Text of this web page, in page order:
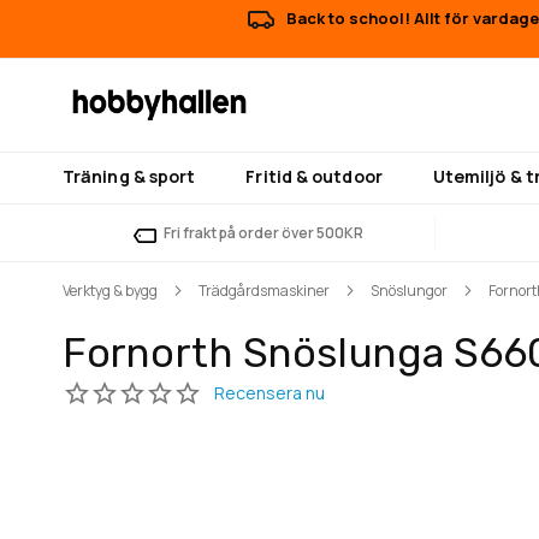
Back to school! Allt för
Träning & sport Fritid & outdoor Utemiljö &
Fri frakt på order över 500KR
Verktyg & bygg Trädgårdsmaskiner Snöslungor
Fornorth Snöslunga